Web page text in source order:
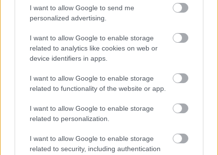
I want to allow Google to send me
personalized advertising.
I want to allow Google to enable storage
related to analytics like cookies on web or
device identifiers in apps.
I want to allow Google to enable storage
related to functionality of the website or app.
I want to allow Google to enable storage
related to personalization.
I want to allow Google to enable storage
related to security, including authentication
Bodó Viktor Grazban rendezett